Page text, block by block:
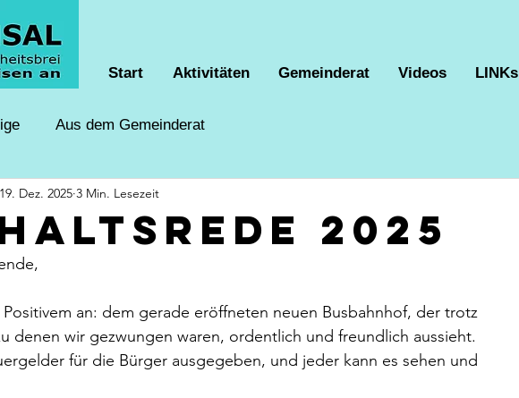
Start Aktivitäten Gemeinderat Videos LINKs
Aus dem Gemeinderat
2025
19. Dez. 2025 3 Min. Lesezeit
an: dem gerade eröffneten neuen Busbahnhof, der trotz
denen wir gezwungen waren, ordentlich und freundlich aussieht.
für die Bürger ausgegeben, und jeder kann es sehen und